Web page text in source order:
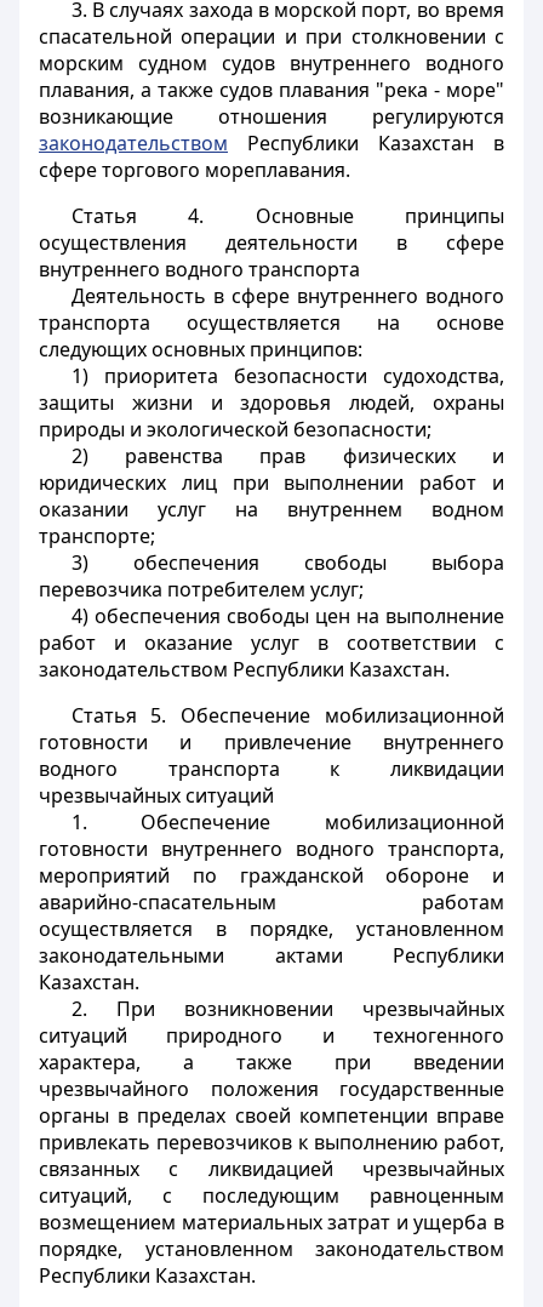
3. В случаях захода в морской порт, во время
спасательной операции и при столкновении с
морским судном судов внутреннего водного
плавания, а также судов плавания "река - море"
возникающие отношения регулируются
законодательством Республики Казахстан в
сфере торгового мореплавания.
Статья 4. Основные принципы
осуществления деятельности в сфере
внутреннего водного транспорта
Деятельность в сфере внутреннего водного
транспорта осуществляется на основе
следующих основных принципов:
1) приоритета безопасности судоходства,
защиты жизни и здоровья людей, охраны
природы и экологической безопасности;
2) равенства прав физических и
юридических лиц при выполнении работ и
оказании услуг на внутреннем водном
транспорте;
3) обеспечения свободы выбора
перевозчика потребителем услуг;
4) обеспечения свободы цен на выполнение
работ и оказание услуг в соответствии с
законодательством Республики Казахстан.
Статья 5. Обеспечение мобилизационной
готовности и привлечение внутреннего
водного транспорта к ликвидации
чрезвычайных ситуаций
1. Обеспечение мобилизационной
готовности внутреннего водного транспорта,
мероприятий по гражданской обороне и
аварийно-спасательным работам
осуществляется в порядке, установленном
законодательными актами Республики
Казахстан.
2. При возникновении чрезвычайных
ситуаций природного и техногенного
характера, а также при введении
чрезвычайного положения государственные
органы в пределах своей компетенции вправе
привлекать перевозчиков к выполнению работ,
связанных с ликвидацией чрезвычайных
ситуаций, с последующим равноценным
возмещением материальных затрат и ущерба в
порядке, установленном законодательством
Республики Казахстан.